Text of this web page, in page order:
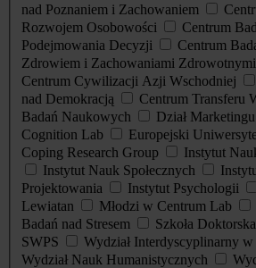
nad Poznaniem i Zachowaniem
Rozwojem Osobowości
Centrum
Podejmowania Decyzji
Centrum
Zdrowiem i Zachowaniami
Centrum Cywilizacji Azji Wschodniej
nad Demokracją
Centrum Transferu
Badań Naukowych
Dział Marketingu
Cognition Lab
Europejski
Coping Research Group
Instytut
Instytut Nauk Społecznych
Projektowania
Instytut Psychologii
Lewiatan
Młodzi w Centrum Lab
Badań nad Stresem
Szkoła Doktorska
SWPS
Wydział Interdyscyplinarny
Wydział Nauk Humanistycznych